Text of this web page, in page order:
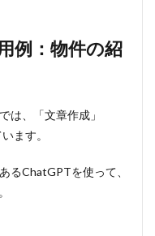
例：物件の紹
は、「文章作成」
ます。
るChatGPTを使って、